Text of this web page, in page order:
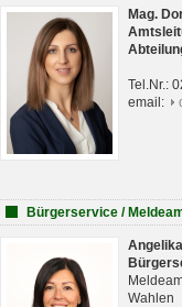
Mag.
Tel.Nr.:
email:
Bürgerservice /
Wahlen